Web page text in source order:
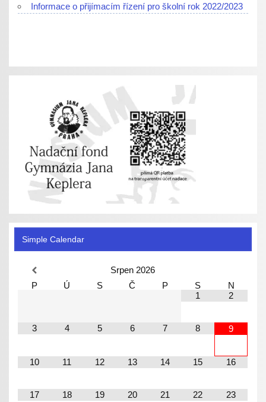
Informace o přijímacím řízení pro školní rok 2022/2023
Simple Calendar
Srpen 2026
P
Ú S Č P S
N
1
2
3 4 5 6 7 8 9
10 11 12 13 14 15 16
17 18 19 20 21 22 23